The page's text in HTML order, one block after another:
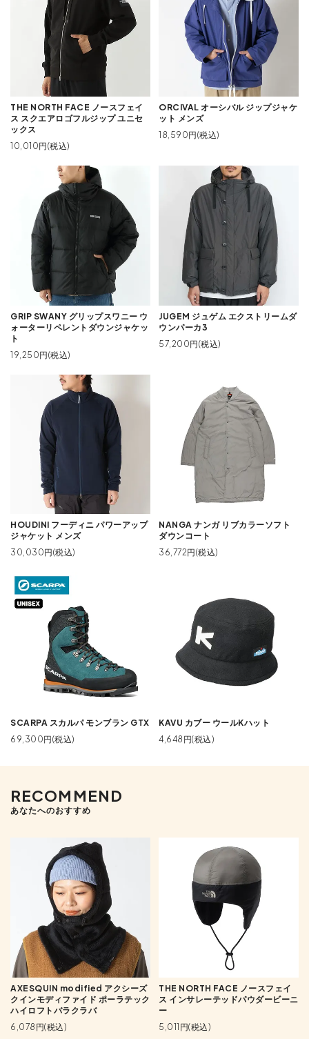
THE NORTH FACE ノースフェイ
ス スクエアロゴフルジップ ユニセ
ックス
10,010円(税込)
ORCIVAL オーシバル ジップジャケ
ット メンズ
18,590円(税込)
GRIP SWANY グリップスワニー ウ
ォーターリペレントダウンジャケッ
ト
19,250円(税込)
JUGEM ジュゲム エクストリームダ
ウンパーカ3
57,200円(税込)
HOUDINI フーディニ パワーアップ
ジャケット メンズ
30,030円(税込)
NANGA ナンガ リブカラーソフト
ダウンコート
36,772円(税込)
SCARPA スカルパ モンブラン GTX
69,300円(税込)
KAVU カブー ウールKハット
4,648円(税込)
RECOMMEND
あなたへのおすすめ
AXESQUIN modified アクシーズ
クインモディファイド ポーラテック
ハイロフトバラクラバ
6,078円(税込)
THE NORTH FACE ノースフェイ
ス インサレーテッドパウダービーニ
ー
5,011円(税込)